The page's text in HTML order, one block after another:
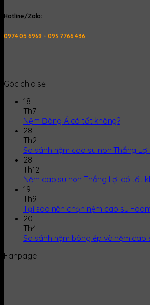
Hotline/Zalo:
0974 05 6969 - 093 7766 436
Góc chia sẻ
18
Th7
Nệm Đông Á có tốt không?
28
Th2
So sánh nệm cao su non Thắng
28
Th12
Nệm cao su non Thắng Lợi có tốt
19
Th9
Tại sao nên chọn nệm cao su
20
Th4
So sánh nệm bông ép và nệm cao
Fanpage